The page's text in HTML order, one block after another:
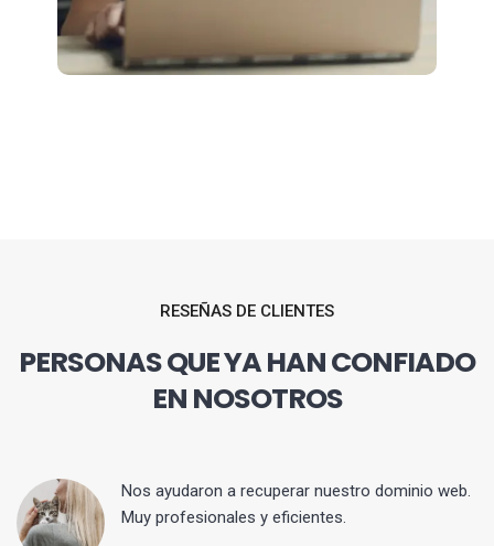
RESEÑAS DE CLIENTES
PERSONAS QUE YA HAN CONFIADO
EN NOSOTROS
Nos ayudaron a recuperar nuestro dominio web.
Muy profesionales y eficientes.